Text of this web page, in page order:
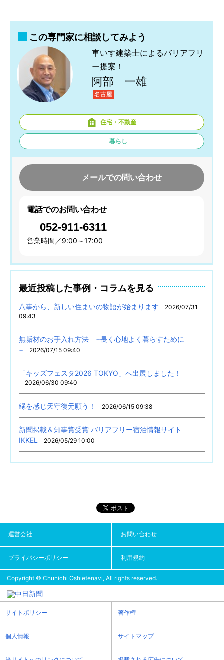
この専門家に相談してみよう
車いす建築士によるバリアフリ
ー提案！
阿部 一雄
名古屋
住宅・不動産
暮らし
メールでの問い合わせ
電話でのお問い合わせ
052-911-6311
営業時間／9:00～17:00
最近投稿した事例・コラムを見る
八事から、新しい住まいの物語が始まります
2026/07/31
09:43
無垢材のお手入れ方法 −長く心地よく暮らすために
−
2026/07/15 09:40
「キッズフェスタ2026 TOKYO」へ出展しました！
2026/06/30 09:40
縁を感じ天守復元願う！ 2026/06/15 09:38
新聞掲載＆知事賞受賞 バリアフリー宿泊情報サイト
IKKEL
2026/05/29 10:00
運営会社 お問い合わせ
プライバシーポリシー 利用規約
Copyright © Chunichi Oshietenavi, All rights reserved.
サイトポリシー 著作権
個人情報 サイトマップ